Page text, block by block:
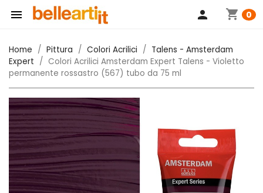
 shopping_cart 0
person
Home Pittura Colori Acrilici
Talens - Amsterdam
Expert
Colori Acrilici Amsterdam Expert Talens - Violetto
permanente rossastro (567) tubo da 75 ml